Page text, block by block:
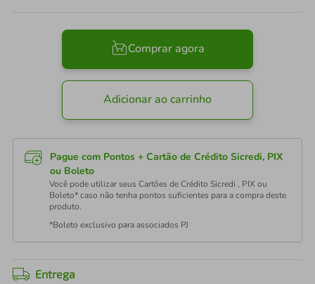
Comprar agora
Adicionar ao carrinho
Pague com Pontos + Cartão de Crédito Sicredi, PIX
ou Boleto
Você pode utilizar seus Cartões de Crédito Sicredi , PIX ou
Boleto* caso não tenha pontos suficientes para a compra deste
produto.
*Boleto exclusivo para associados PJ
Entrega